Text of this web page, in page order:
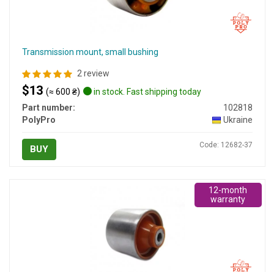
Transmission mount, small bushing
2 review
$13 (≈ 600 ₴)
in stock. Fast shipping today
Part number:
102818
PolyPro
Ukraine
BUY Code: 12682-37
12-month
warranty